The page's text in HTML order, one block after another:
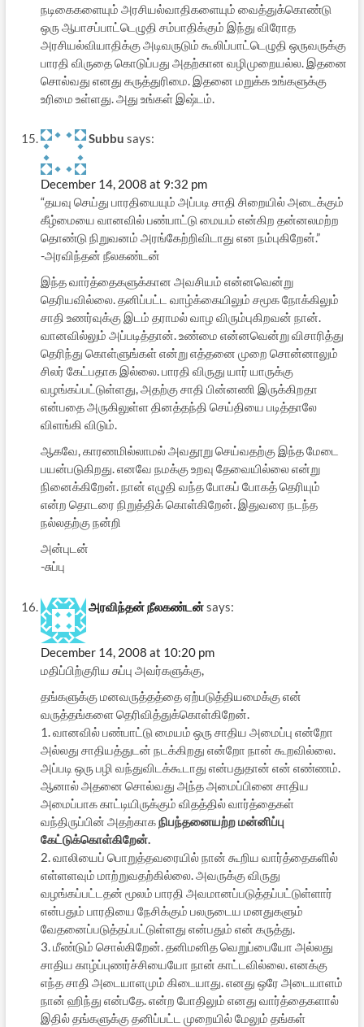
நடிகைகளையும் அரசியல்வாதிகளையும் வைத்துக்கொண்டு
ஒரு ஆபாசப்பாட்டெழுதி சம்பாதிக்கும் இந்து விரோத
அரசியல்வியாதிக்கு அடிவருடும் கூலிப்பாட்டெழுதி ஒருவருக்கு
பாரதி விருதை கொடுப்பது அதற்கான வழிமுறையல்ல. இதனை
சொல்வது எனது கருத்துரிமை. இதனை மறுக்க உங்களுக்கு
உரிமை உள்ளது. அது உங்கள் இஷ்டம்.
Subbu says:
December 14, 2008 at 9:32 pm
“தயவு செய்து பாரதியையும் அப்படி சாதி சிறையில் அடைக்கும்
கீழ்மையை வானவில் பண்பாட்டு மையம் என்கிற தன்னலமற்ற
தொண்டு நிறுவனம் அரங்கேற்றிவிடாது என நம்புகிறேன்.”
-அரவிந்தன் நீலகண்டன்
இந்த வார்த்தைகளுக்கான அவசியம் என்னவென்று
தெரியவில்லை. தனிப்பட்ட வாழ்க்கையிலும் சமூக நோக்கிலும்
சாதி உணர்வுக்கு இடம் தராமல் வாழ விரும்புகிறவன் நான்.
வானவில்லும் அப்படித்தான். உண்மை என்னவென்று விசாரித்து
தெரிந்து கொள்ளுங்கள் என்று எத்தனை முறை சொன்னாலும்
சிலர் கேட்பதாக இல்லை. பாரதி விருது யார் யாருக்கு
வழங்கப்பட்டுள்ளது, அதற்கு சாதி பின்னணி இருக்கிறதா
என்பதை அருகிலுள்ள தினத்தந்தி செய்தியை படித்தாலே
விளங்கி விடும்.
ஆகவே, காரணமில்லாமல் அவதூறு செய்வதற்கு இந்த மேடை
பயன்படுகிறது. எனவே நமக்கு உறவு தேவையில்லை என்று
நினைக்கிறேன். நான் எழுதி வந்த போகப் போகத் தெரியும்
என்ற தொடரை நிறுத்திக் கொள்கிறேன். இதுவரை நடந்த
நல்லதற்கு நன்றி
அன்புடன்
-சுப்பு
அரவிந்தன் நீலகண்டன்says:
December 14, 2008 at 10:20 pm
மதிப்பிற்குரிய சுப்பு அவர்களுக்கு,
தங்களுக்கு மனவருத்தத்தை ஏற்படுத்தியமைக்கு என்
வருத்தங்களை தெரிவித்துக்கொள்கிறேன்.
1. வானவில் பண்பாட்டு மையம் ஒரு சாதிய அமைப்பு என்றோ
அல்லது சாதியத்துடன் நடக்கிறது என்றோ நான் கூறவில்லை.
அப்படி ஒரு பழி வந்துவிடக்கூடாது என்பதுதான் என் எண்ணம்.
ஆனால் அதனை சொல்வது அந்த அமைப்பினை சாதிய
அமைப்பாக காட்டியிருக்கும் விதத்தில் வார்த்தைகள்
வந்திருப்பின் அதற்காகநிபந்தனையற்ற மன்னிப்பு
கேட்டுக்கொள்கிறேன்.
2. வாலியைப் பொறுத்தவரையில் நான் கூறிய வார்த்தைகளில்
எள்ளளவும் மாற்றுவதற்கில்லை. அவருக்கு விருது
வழங்கப்பட்டதன் மூலம் பாரதி அவமானப்படுத்தப்பட்டுள்ளார்
என்பதும் பாரதியை நேசிக்கும் பலருடைய மனதுகளும்
வேதனைப்படுத்தப்பட்டுள்ளது என்பதும் என் கருத்து.
3. மீண்டும் சொல்கிறேன். தனிமனித வெறுப்பையோ அல்லது
சாதிய காழ்ப்புணர்ச்சியையோ நான் காட்டவில்லை. எனக்கு
எந்த சாதி அடையாளமும் கிடையாது. எனது ஒரே அடையாளம்
நான் ஹிந்து என்பதே. என்ற போதிலும் எனது வார்த்தைகளால்
இதில் தங்களுக்கு தனிப்பட்ட முறையில் மேலும் தங்கள்